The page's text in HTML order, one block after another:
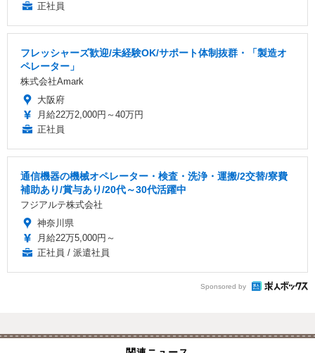
正社員
フレッシャーズ歓迎/未経験OK/サポート体制抜群・「製造オ
ペレーター」
株式会社Amark
大阪府
月給22万2,000円～40万円
正社員
通信機器の機械オペレーター・検査・洗浄・運搬/2交替/寮費
補助あり/賞与あり/20代～30代活躍中
フジアルテ株式会社
神奈川県
月給22万5,000円～
正社員 / 派遣社員
Sponsored by